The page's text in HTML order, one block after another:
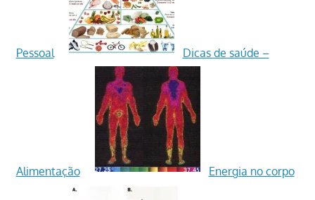
Pessoal Dicas de saúde –
Alimentação Energia no corpo